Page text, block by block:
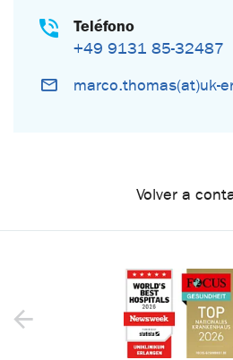
Teléfono
+49 9131 85-32487
marco.thomas(at)uk-
Volver a